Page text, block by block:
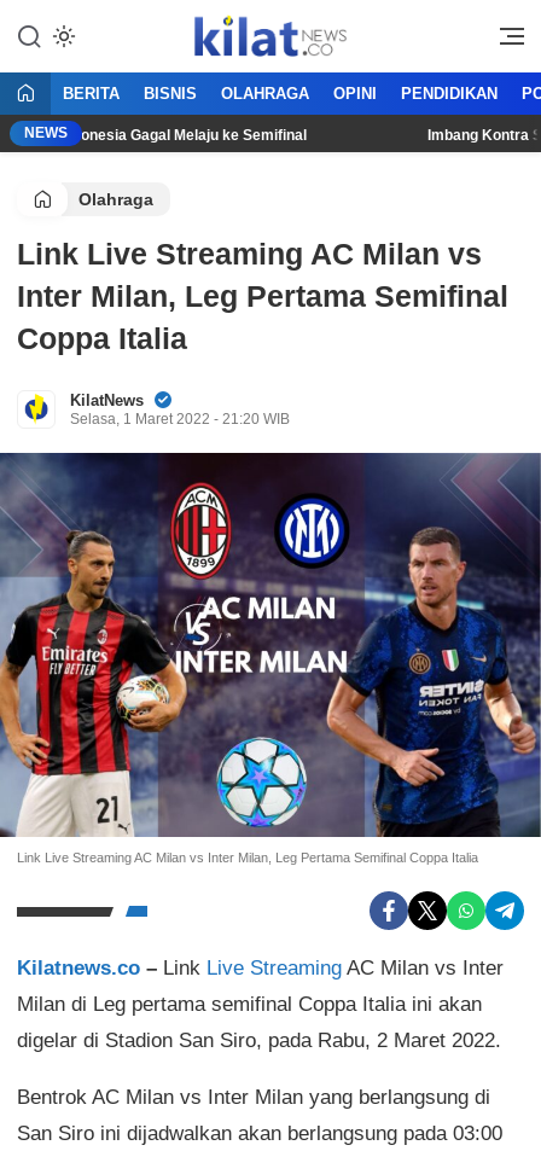
KilatNews.co
Mencerdaskan Anak Bangsa
BERITA BISNIS OLAHRAGA OPINI PENDIDIKAN
NEWS
Indonesia Gagal Melaju ke Semifinal Imbang Kontra
Olahraga
Link Live Streaming AC Milan vs
Inter Milan, Leg Pertama Semifinal
Coppa Italia
KilatNews
Selasa, 1 Maret 2022 - 21:20 WIB
Link Live Streaming AC Milan vs Inter Milan, Leg Pertama Semifinal Coppa Italia
Kilatnews.co – Link Live Streaming AC Milan vs Inter
Milan di Leg pertama semifinal Coppa Italia ini akan
digelar di Stadion San Siro, pada Rabu, 2 Maret 2022.
Bentrok AC Milan vs Inter Milan yang berlangsung di
San Siro ini dijadwalkan akan berlangsung pada 03:00